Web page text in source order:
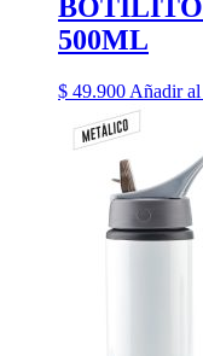
500ML
$ 49.900 Añadir